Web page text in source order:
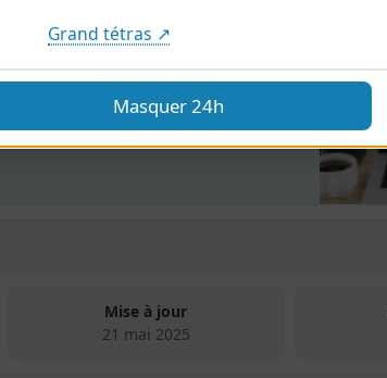
vos randonnées
créez, personnalisez et adaptez
Mise à jour
21 mai 2025
Grand tétras ↗
Masquer 24h